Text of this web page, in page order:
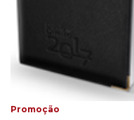
Promoção